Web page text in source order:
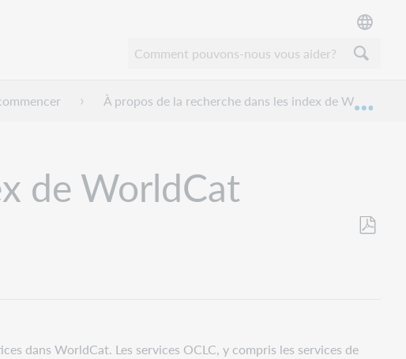
À propos de la recherche dans les index de WorldCat
de WorldCat
dans WorldCat. Les services OCLC, y compris les services de